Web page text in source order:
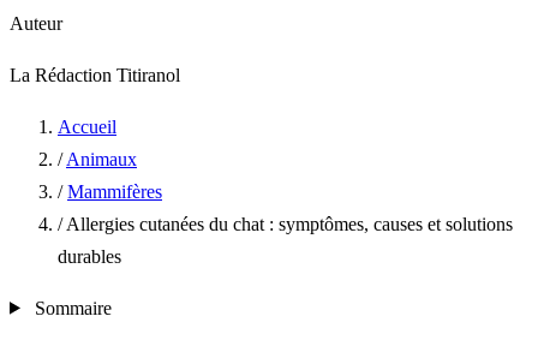
Auteur
La Rédaction Titiranol
Accueil
/ Animaux
/ Mammifères
/ Allergies cutanées du chat : symptômes, causes et solutions
durables
Sommaire